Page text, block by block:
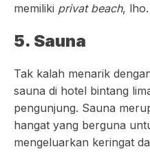
memiliki privat beach, lho.
5. Sauna
Tak kalah menarik
sauna di hotel bintang
pengunjung. Sauna
hangat yang berguna
mengeluarkan keringat